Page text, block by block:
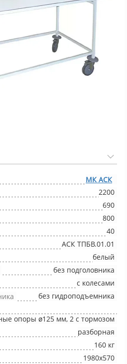
МК АСК
2200
690
800
40
АСК ТПБВ.01.01
белый
без подголовника
с колесами
без гидроподъемника
опоры ø125 мм, 2 с тормозом
разборная
160 кг
1980х570